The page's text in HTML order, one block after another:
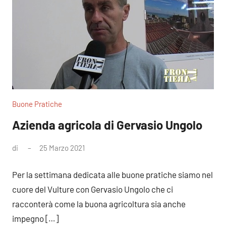
Buone Pratiche
Azienda agricola di Gervasio Ungolo
di 25 Marzo 2021
Per la settimana dedicata alle buone pratiche siamo nel
cuore del Vulture con Gervasio Ungolo che ci
racconterà come la buona agricoltura sia anche
impegno […]